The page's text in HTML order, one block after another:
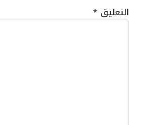
التعليق *